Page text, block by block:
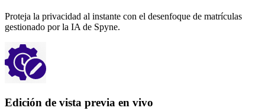
Proteja la privacidad al instante con el desenfoque de matrículas
gestionado por la IA de Spyne.
Edición de vista previa en vivo